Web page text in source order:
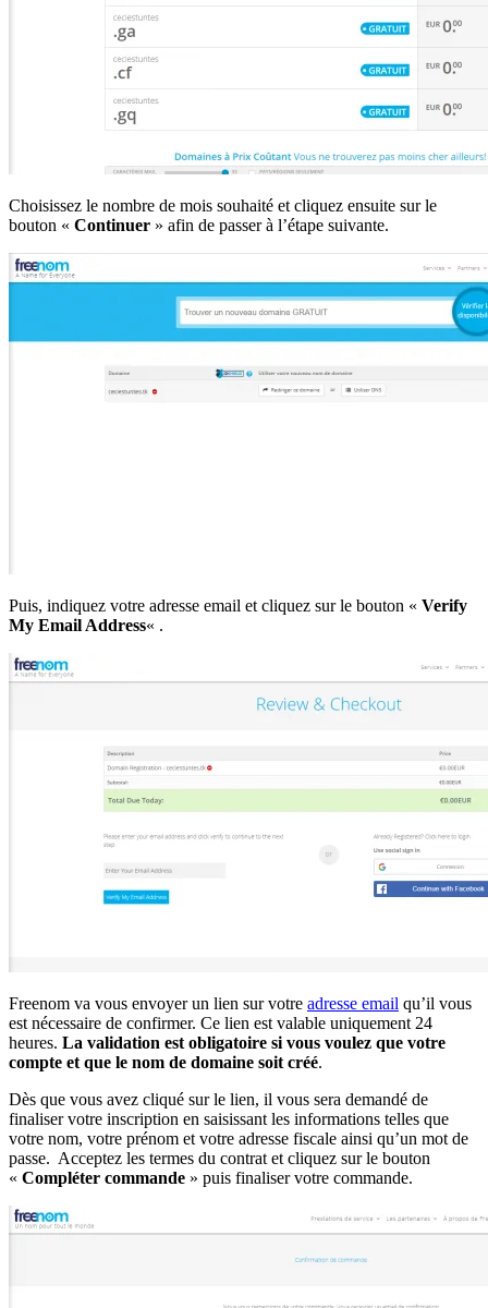
Choisissez le nombre de mois souhaité et cliquez ensuite sur le
bouton « Continuer » afin de passer à l’étape suivante.
Puis, indiquez votre adresse email et cliquez sur le bouton « Verify
My Email Address« .
Freenom va vous envoyer un lien sur votre adresse email qu’il vous
est nécessaire de confirmer. Ce lien est valable uniquement 24
heures. La validation est obligatoire si vous voulez que votre
compte et que le nom de domaine soit créé.
Dès que vous avez cliqué sur le lien, il vous sera demandé de
finaliser votre inscription en saisissant les informations telles que
votre nom, votre prénom et votre adresse fiscale ainsi qu’un mot de
passe. Acceptez les termes du contrat et cliquez sur le bouton
« Compléter commande » puis finaliser votre commande.